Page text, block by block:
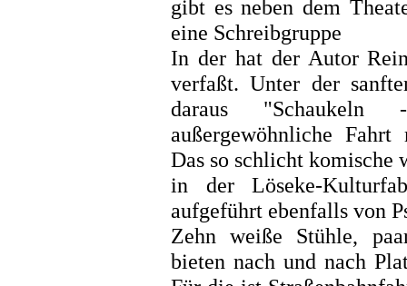
gibt es neben dem
eine Schreibgruppe
In der hat der Autor
verfaßt. Unter der
daraus
außergewöhnliche
Das so schlicht
in der Löseke-
aufgeführt ebenfalls von
Zehn weiße Stühle,
bieten nach und nach